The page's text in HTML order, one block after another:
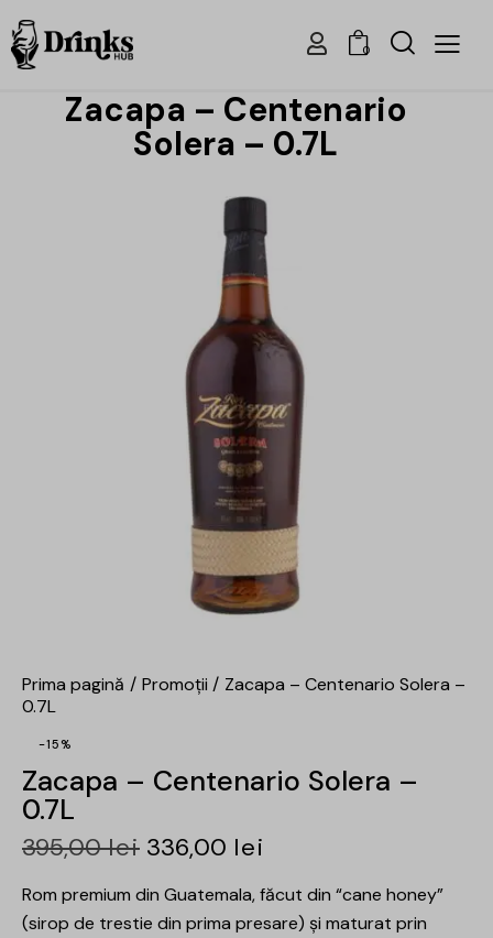
0
Zacapa – Centenario
Solera – 0.7L
Prima pagină Promoții
Zacapa – Centenario Solera –
0.7L
-15%
Zacapa – Centenario Solera –
0.7L
395,00lei 336,00 lei
Rom premium din Guatemala, făcut din “cane honey”
(sirop de trestie din prima presare) și maturat prin